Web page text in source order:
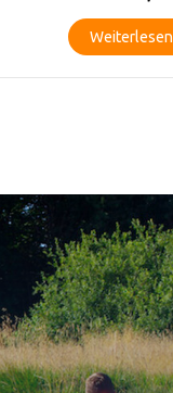
Weiterlesen